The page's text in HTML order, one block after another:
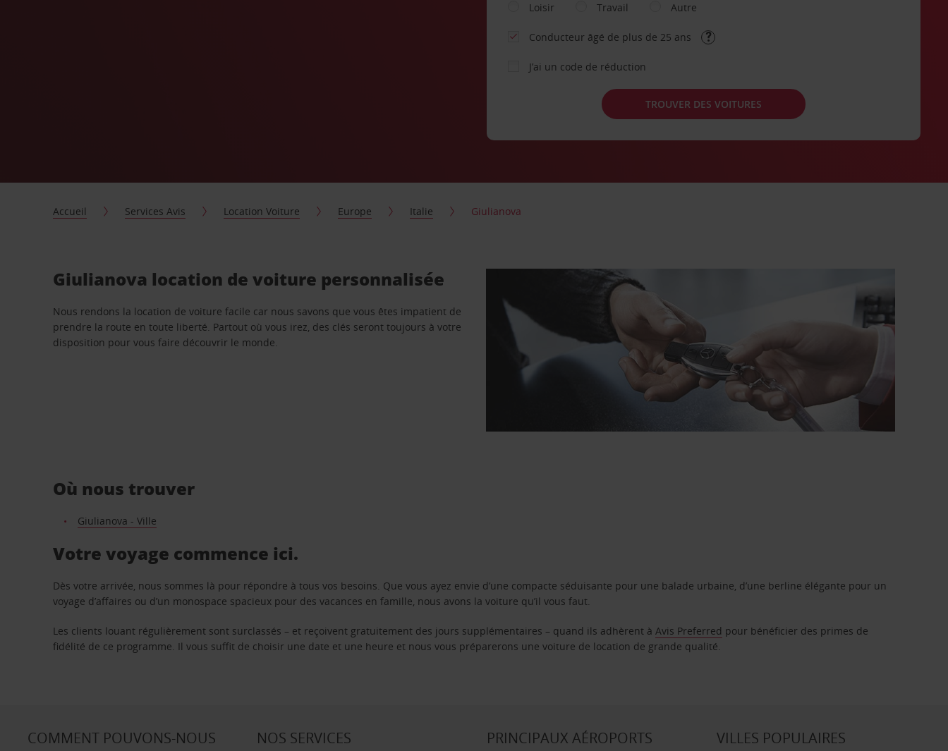
Loisir
Travail Autre
Conducteur âgé de plus de 25 ans
J’ai un code de réduction
TROUVER DES VOITURES
Accueil Services Avis Location Voiture Europe Italie Giulianova
Giulianova location de voiture personnalisée
Nous rendons la location de voiture facile car nous savons que vous êtes impatient de
prendre la route en toute liberté. Partout où vous irez, des clés seront toujours à votre
disposition pour vous faire découvrir le monde.
Où nous trouver
Giulianova - Ville
Votre voyage commence ici.
Dès votre arrivée, nous sommes là pour répondre à tous vos besoins. Que vous ayez envie d’une compacte séduisante pour une balade urbaine, d’une berline élégante pour un
voyage d’affaires ou d’un monospace spacieux pour des vacances en famille, nous avons la voiture qu’il vous faut.
Les clients louant régulièrement sont surclassés – et reçoivent gratuitement des jours supplémentaires – quand ils adhèrent àAvis Preferred pour bénéficier des primes de
fidélité de ce programme. Il vous suffit de choisir une date et une heure et nous vous préparerons une voiture de location de grande qualité.
COMMENT POUVONS-NOUS
NOS SERVICES
PRINCIPAUX AÉROPORTS
VILLES POPULAIRES